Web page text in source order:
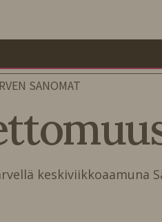
SANOMAT
keskiviikkoaamuna